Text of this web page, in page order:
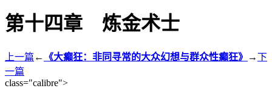
第十四章 炼金术士
上一篇 ← 《大癫狂：非同寻常的大众幻想与群众性癫狂》 →下
一篇
class="calibre">